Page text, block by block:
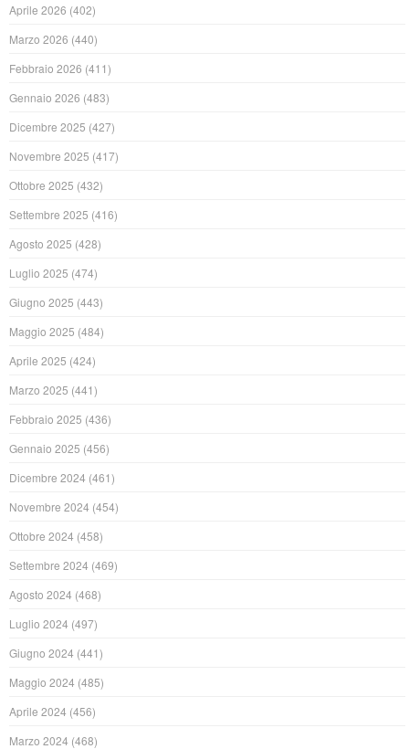
Aprile 2026 (402)
Marzo 2026 (440)
Febbraio 2026 (411)
Gennaio 2026 (483)
Dicembre 2025 (427)
Novembre 2025 (417)
Ottobre 2025 (432)
Settembre 2025 (416)
Agosto 2025 (428)
Luglio 2025 (474)
Giugno 2025 (443)
Maggio 2025 (484)
Aprile 2025 (424)
Marzo 2025 (441)
Febbraio 2025 (436)
Gennaio 2025 (456)
Dicembre 2024 (461)
Novembre 2024 (454)
Ottobre 2024 (458)
Settembre 2024 (469)
Agosto 2024 (468)
Luglio 2024 (497)
Giugno 2024 (441)
Maggio 2024 (485)
Aprile 2024 (456)
Marzo 2024 (468)